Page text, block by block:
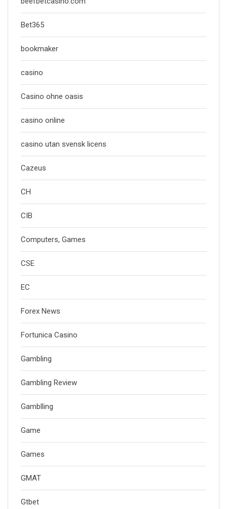
Bet365
bookmaker
casino
Casino ohne oasis
casino online
casino utan svensk licens
Cazeus
CH
CIB
Computers, Games
CSE
EC
Forex News
Fortunica Casino
Gambling
Gambling Review
Gamblling
Game
Games
GMAT
Gtbet